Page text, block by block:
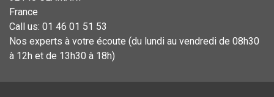
France
Call us: 01 46 01 51 53
Nos experts à votre écoute (du lundi au vendredi de 08h30
à 12h et de 13h30 à 18h)